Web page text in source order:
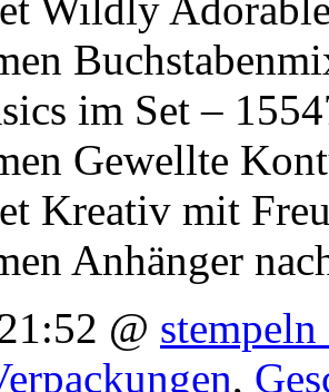
im Set –
Gewellte
Kreativ mit
Anhänger
@
,